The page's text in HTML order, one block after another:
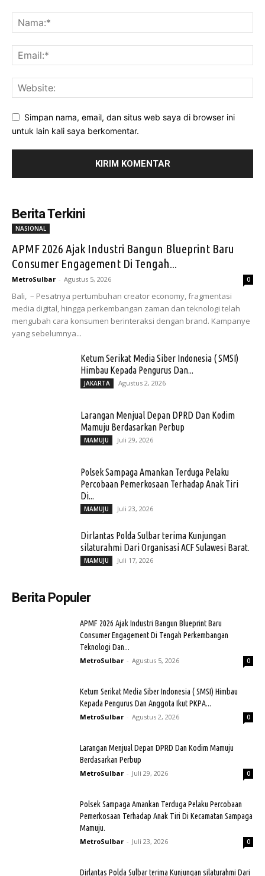
Simpan nama, email, dan situs web saya di browser ini
untuk lain kali saya berkomentar.
Berita Terkini
NASIONAL
APMF 2026 Ajak Industri Bangun Blueprint Baru
Consumer Engagement Di Tengah...
MetroSulbar - Agustus 5, 2026 0
Bali, – Pesatnya pertumbuhan creator economy, fragmentasi
media digital, hingga perkembangan zaman dan teknologi telah
mengubah cara konsumen berinteraksi dengan brand. Kampanye
yang sebelumnya...
Ketum Serikat Media Siber Indonesia ( SMSI)
Himbau Kepada Pengurus Dan...
JAKARTA Agustus 2, 2026
Larangan Menjual Depan DPRD Dan Kodim
Mamuju Berdasarkan Perbup
MAMUJU Juli 29, 2026
Polsek Sampaga Amankan Terduga Pelaku
Percobaan Pemerkosaan Terhadap Anak Tiri
Di...
MAMUJU Juli 23, 2026
Dirlantas Polda Sulbar terima Kunjungan
silaturahmi Dari Organisasi ACF Sulawesi Barat.
MAMUJU Juli 17, 2026
Berita Populer
APMF 2026 Ajak Industri Bangun Blueprint Baru
Consumer Engagement Di Tengah Perkembangan
Teknologi Dan...
MetroSulbar - Agustus 5, 2026 0
Ketum Serikat Media Siber Indonesia ( SMSI) Himbau
Kepada Pengurus Dan Anggota Ikut PKPA...
MetroSulbar - Agustus 2, 2026 0
Larangan Menjual Depan DPRD Dan Kodim Mamuju
Berdasarkan Perbup
MetroSulbar - Juli 29, 2026 0
Polsek Sampaga Amankan Terduga Pelaku Percobaan
Pemerkosaan Terhadap Anak Tiri Di Kecamatan Sampaga
Mamuju.
MetroSulbar - Juli 23, 2026 0
Dirlantas Polda Sulbar terima Kunjungan silaturahmi Dari